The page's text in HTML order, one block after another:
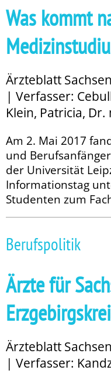
Was kommt
Ärzteblatt
| Verfasser:
Klein, Patricia, Dr.
Am 2. Mai 2017
und
der Universität
Informationstag
Studenten zum
Berufspolitik
Ärzte für
Ärzteblatt
| Verfasser: